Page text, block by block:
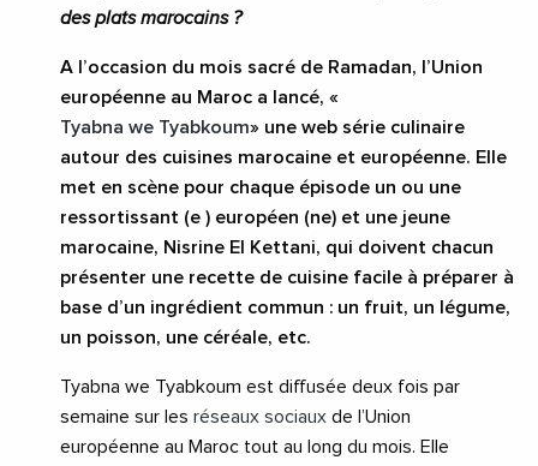
des plats marocains ?
A l’occasion du mois sacré de Ramadan, l’Union
européenne au Maroc a lancé, «
Tyabna we Tyabkoum» une web série culinaire
autour des cuisines marocaine et européenne. Elle
met en scène pour chaque épisode un ou une
ressortissant (e ) européen (ne) et une jeune
marocaine, Nisrine El Kettani, qui doivent chacun
présenter une recette de cuisine facile à préparer à
base d’un ingrédient commun : un fruit, un légume,
un poisson, une céréale, etc.
Tyabna we Tyabkoum est diffusée deux fois par
semaine sur les réseaux sociaux de l’Union
européenne au Maroc tout au long du mois. Elle